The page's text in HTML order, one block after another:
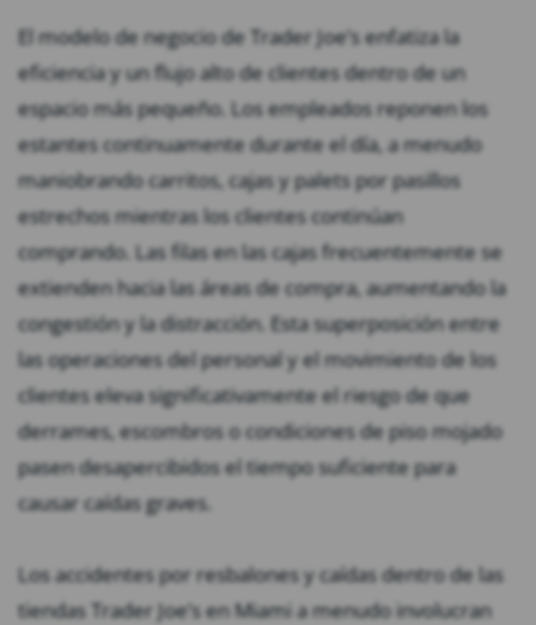
El modelo de negocio de Trader Joe’s enfatiza la
eficiencia y un flujo alto de clientes dentro de un
espacio más pequeño. Los empleados reponen los
estantes continuamente durante el día, a menudo
maniobrando carritos, cajas y palets por pasillos
estrechos mientras los clientes continúan
comprando. Las filas en las cajas frecuentemente se
extienden hacia las áreas de compra, aumentando la
congestión y la distracción. Esta superposición entre
las operaciones del personal y el movimiento de los
clientes eleva significativamente el riesgo de que
derrames, escombros o condiciones de piso mojado
pasen desapercibidos el tiempo suficiente para
causar caídas graves.
Los accidentes por resbalones y caídas dentro de las
tiendas Trader Joe’s en Miami a menudo involucran